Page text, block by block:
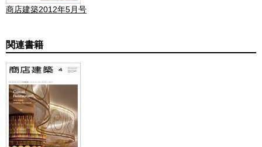
商店建築2012年5月号
関連書籍